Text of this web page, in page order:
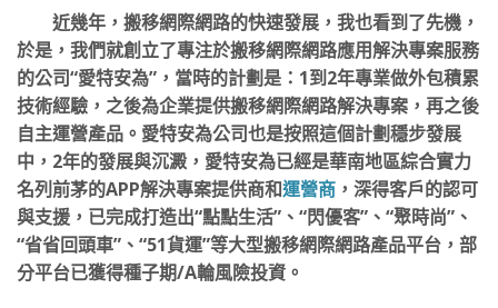
近幾年，搬移網際網路的快速發展，我也看到了先機，
於是，我們就創立了專注於搬移網際網路應用解決專案服務
的公司“愛特安為”，當時的計劃是：1到2年專業做外包積累
技術經驗，之後為企業提供搬移網際網路解決專案，再之後
自主運營產品。愛特安為公司也是按照這個計劃穩步發展
中，2年的發展與沉澱，愛特安為已經是華南地區綜合實力
名列前茅的APP解決專案提供商和運營商 ，深得客戶的認可
與支援，已完成打造出“點點生活”、“閃優客”、“聚時尚”、
“省省回頭車”、“51貨運”等大型搬移網際網路產品平台，部
分平台已獲得種子期/A輪風險投資。